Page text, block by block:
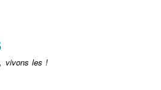
vivons les !